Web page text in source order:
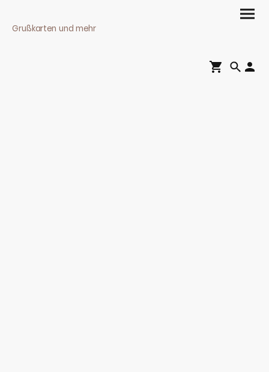
Grußkarten und mehr